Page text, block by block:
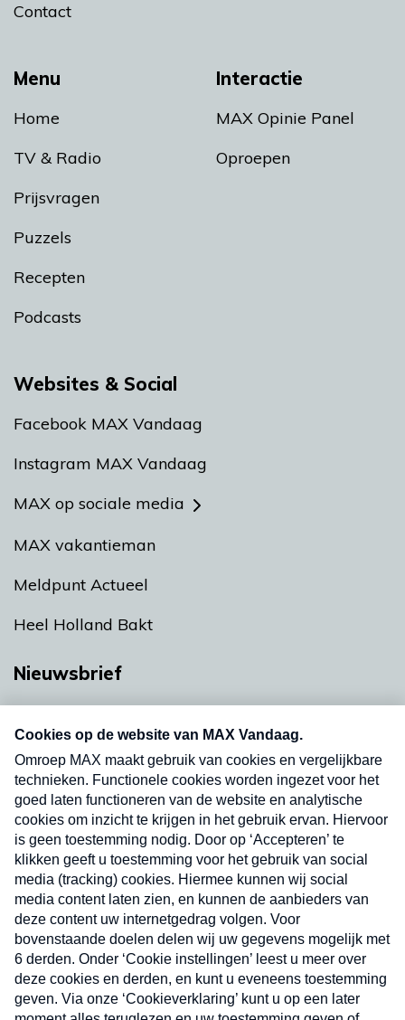
Menu
Home
TV & Radio
Prijsvragen
Puzzels
Recepten
Podcasts
Interactie
MAX Opinie Panel
Oproepen
Contact
Websites & Social
Facebook MAX Vandaag
Instagram MAX Vandaag
MAX op sociale media
MAX vakantieman
Meldpunt Actueel
Heel Holland Bakt
Nieuwsbrief
Neem hier een gratis abonnement op onze
nieuwsbrief. Elke vrijdag- en dinsdagochtend in
uw mailbox.
Verzend
Nieuwsbrief
Neem hier een gratis abonnement op onze